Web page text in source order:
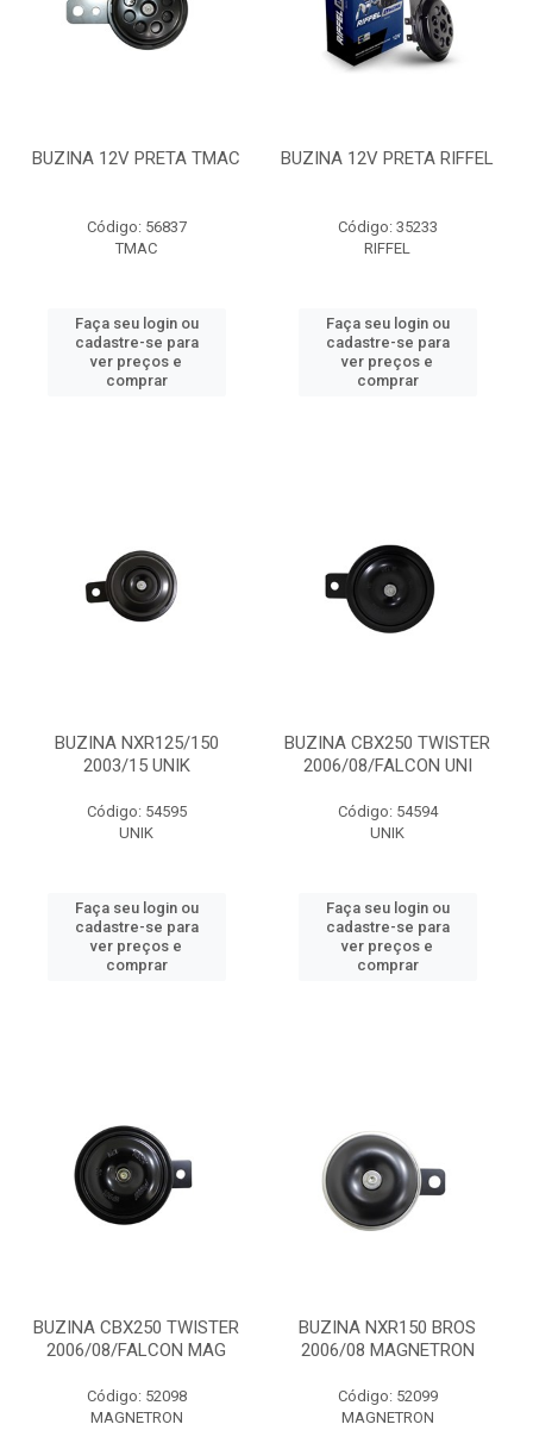
BUZINA 12V PRETA TMAC
Código: 56837
TMAC
Faça seu login ou
cadastre-se para
ver preços e
comprar
BUZINA 12V PRETA RIFFEL
Código: 35233
RIFFEL
Faça seu login ou
cadastre-se para
ver preços e
comprar
BUZINA NXR125/150
2003/15 UNIK
Código: 54595
UNIK
Faça seu login ou
cadastre-se para
ver preços e
comprar
BUZINA CBX250 TWISTER
2006/08/FALCON UNI
Código: 54594
UNIK
Faça seu login ou
cadastre-se para
ver preços e
comprar
BUZINA CBX250 TWISTER
2006/08/FALCON MAG
Código: 52098
MAGNETRON
BUZINA NXR150 BROS
2006/08 MAGNETRON
Código: 52099
MAGNETRON